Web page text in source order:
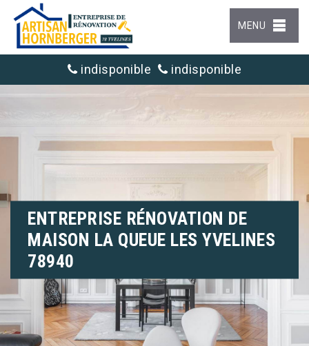
MENU
indisponible indisponible
ENTREPRISE RÉNOVATION DE
MAISON LA QUEUE LES YVELINES
78940